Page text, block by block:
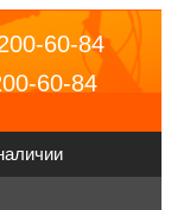
60-84
60-84